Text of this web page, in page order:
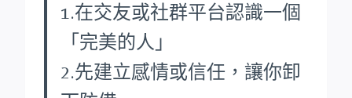
1.在交友或社群平台認識一個
「完美的人」
2.先建立感情或信任，讓你卸